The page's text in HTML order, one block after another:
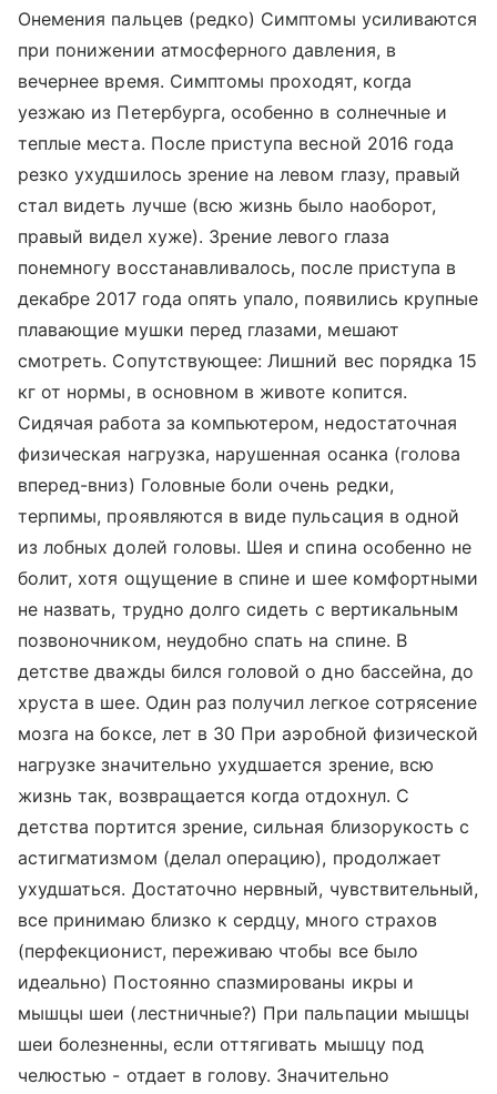
Онемения пальцев (редко) Симптомы усиливаются
при понижении атмосферного давления, в
вечернее время. Симптомы проходят, когда
уезжаю из Петербурга, особенно в солнечные и
теплые места. После приступа весной 2016 года
резко ухудшилось зрение на левом глазу, правый
стал видеть лучше (всю жизнь было наоборот,
правый видел хуже). Зрение левого глаза
понемногу восстанавливалось, после приступа в
декабре 2017 года опять упало, появились крупные
плавающие мушки перед глазами, мешают
смотреть. Сопутствующее: Лишний вес порядка 15
кг от нормы, в основном в животе копится.
Сидячая работа за компьютером, недостаточная
физическая нагрузка, нарушенная осанка (голова
вперед-вниз) Головные боли очень редки,
терпимы, проявляются в виде пульсация в одной
из лобных долей головы. Шея и спина особенно не
болит, хотя ощущение в спине и шее комфортными
не назвать, трудно долго сидеть с вертикальным
позвоночником, неудобно спать на спине. В
детстве дважды бился головой о дно бассейна, до
хруста в шее. Один раз получил легкое сотрясение
мозга на боксе, лет в 30 При аэробной физической
нагрузке значительно ухудшается зрение, всю
жизнь так, возвращается когда отдохнул. С
детства портится зрение, сильная близорукость с
астигматизмом (делал операцию), продолжает
ухудшаться. Достаточно нервный, чувствительный,
все принимаю близко к сердцу, много страхов
(перфекционист, переживаю чтобы все было
идеально) Постоянно спазмированы икры и
мышцы шеи (лестничные?) При пальпации мышцы
шеи болезненны, если оттягивать мышцу под
челюстью - отдает в голову. Значительно